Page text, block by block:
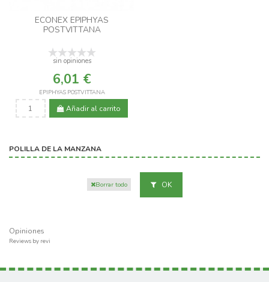
ECONEX EPIPHYAS
POSTVITTANA
sin opiniones
6,01 €
EPIPHYAS POSTVITTANA
Añadir al carrito
POLILLA DE LA MANZANA
Borrar todo OK
Opiniones
Reviews by revi